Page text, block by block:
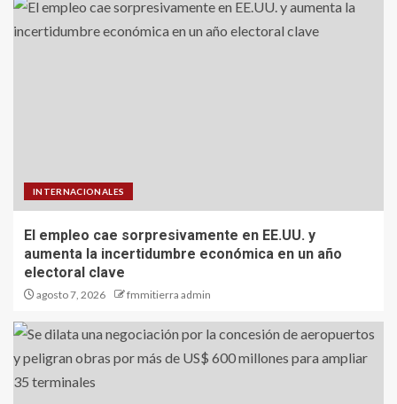
INTERNACIONALES
El empleo cae sorpresivamente en EE.UU. y
aumenta la incertidumbre económica en un año
electoral clave
agosto 7, 2026 fmmitierra admin